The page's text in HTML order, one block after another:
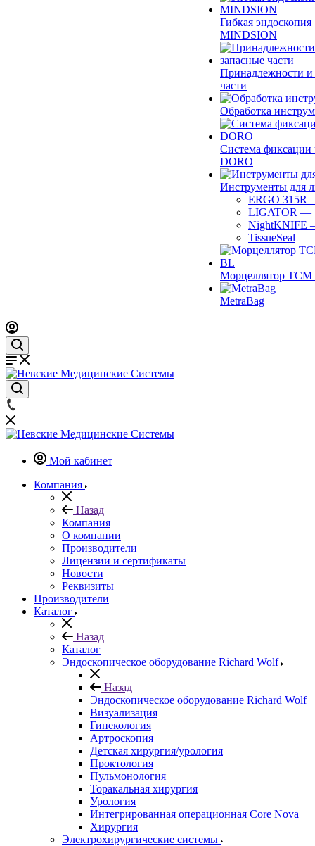
Гибкая эндоскопия
MINDSION
Принадлежности и
части
Обработка
Система фиксации
DORO
Инструменты для
ERGO 315R
LIGATOR —
NightKNIFE
TissueSeal
Морцеллятор ТСМ
MetraBag
Мой кабинет
Компания
Назад
Компания
О компании
Производители
Лицензии и сертификаты
Новости
Реквизиты
Производители
Каталог
Назад
Каталог
Эндоскопическое оборудование Richard Wolf
Назад
Эндоскопическое оборудование Richard Wolf
Визуализация
Гинекология
Артроскопия
Детская хирургия/урология
Проктология
Пульмонология
Торакальная хирургия
Урология
Интегрированная операционная Core Nova
Хирургия
Электрохирургические системы